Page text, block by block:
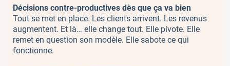
Décisions contre-productives dès que ça va bien
Tout se met en place. Les clients arrivent. Les revenus
augmentent. Et là… elle change tout. Elle pivote. Elle
remet en question son modèle. Elle sabote ce qui
fonctionne.